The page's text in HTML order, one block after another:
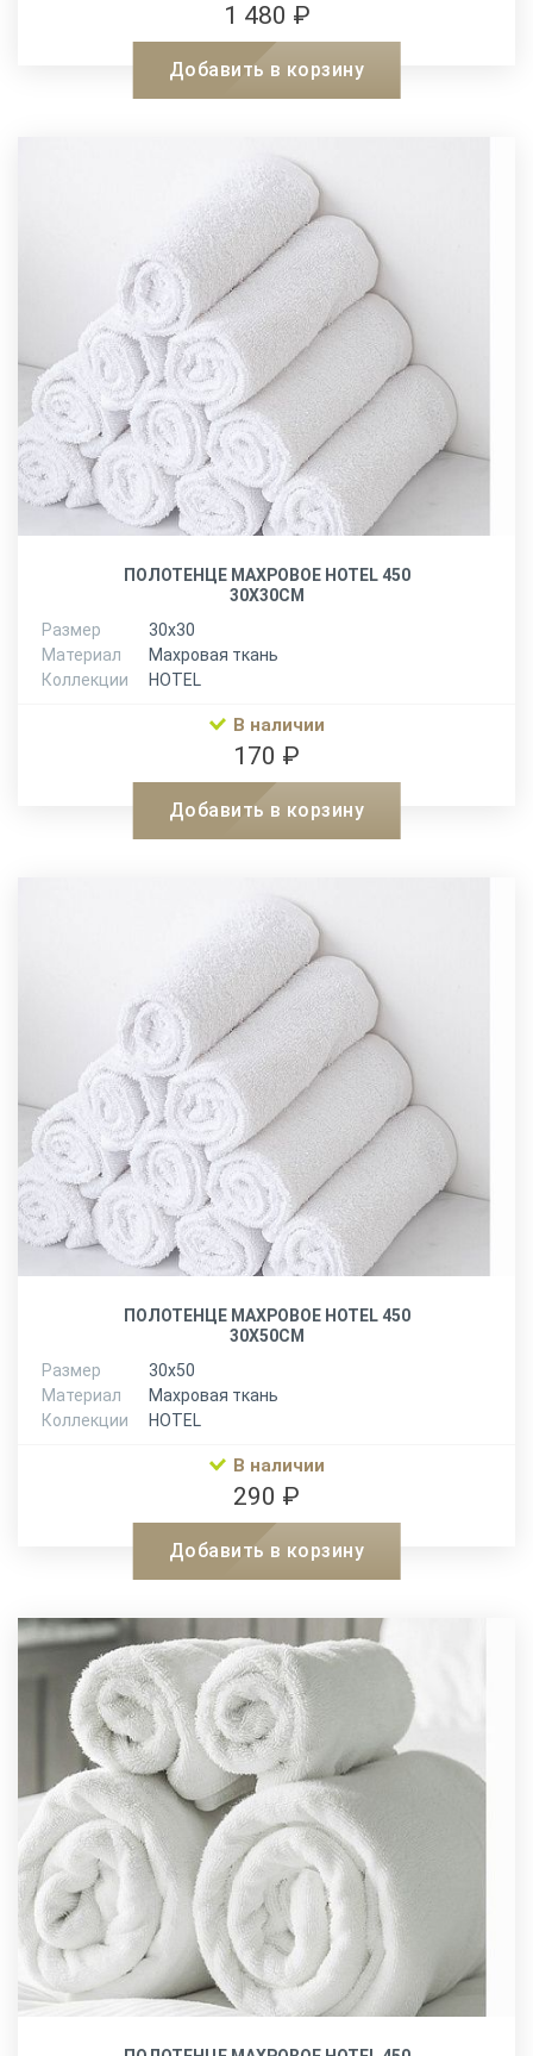
1 480 ₽
Добавить в корзину
ПОЛОТЕНЦЕ МАХРОВОЕ HOTEL 450
30Х30СМ
Размер
30х30
Материал
Махровая ткань
Коллекции
HOTEL
В наличии
170 ₽
Добавить в корзину
ПОЛОТЕНЦЕ МАХРОВОЕ HOTEL 450
30Х50СМ
Размер
30х50
Материал
Махровая ткань
Коллекции
HOTEL
В наличии
290 ₽
Добавить в корзину